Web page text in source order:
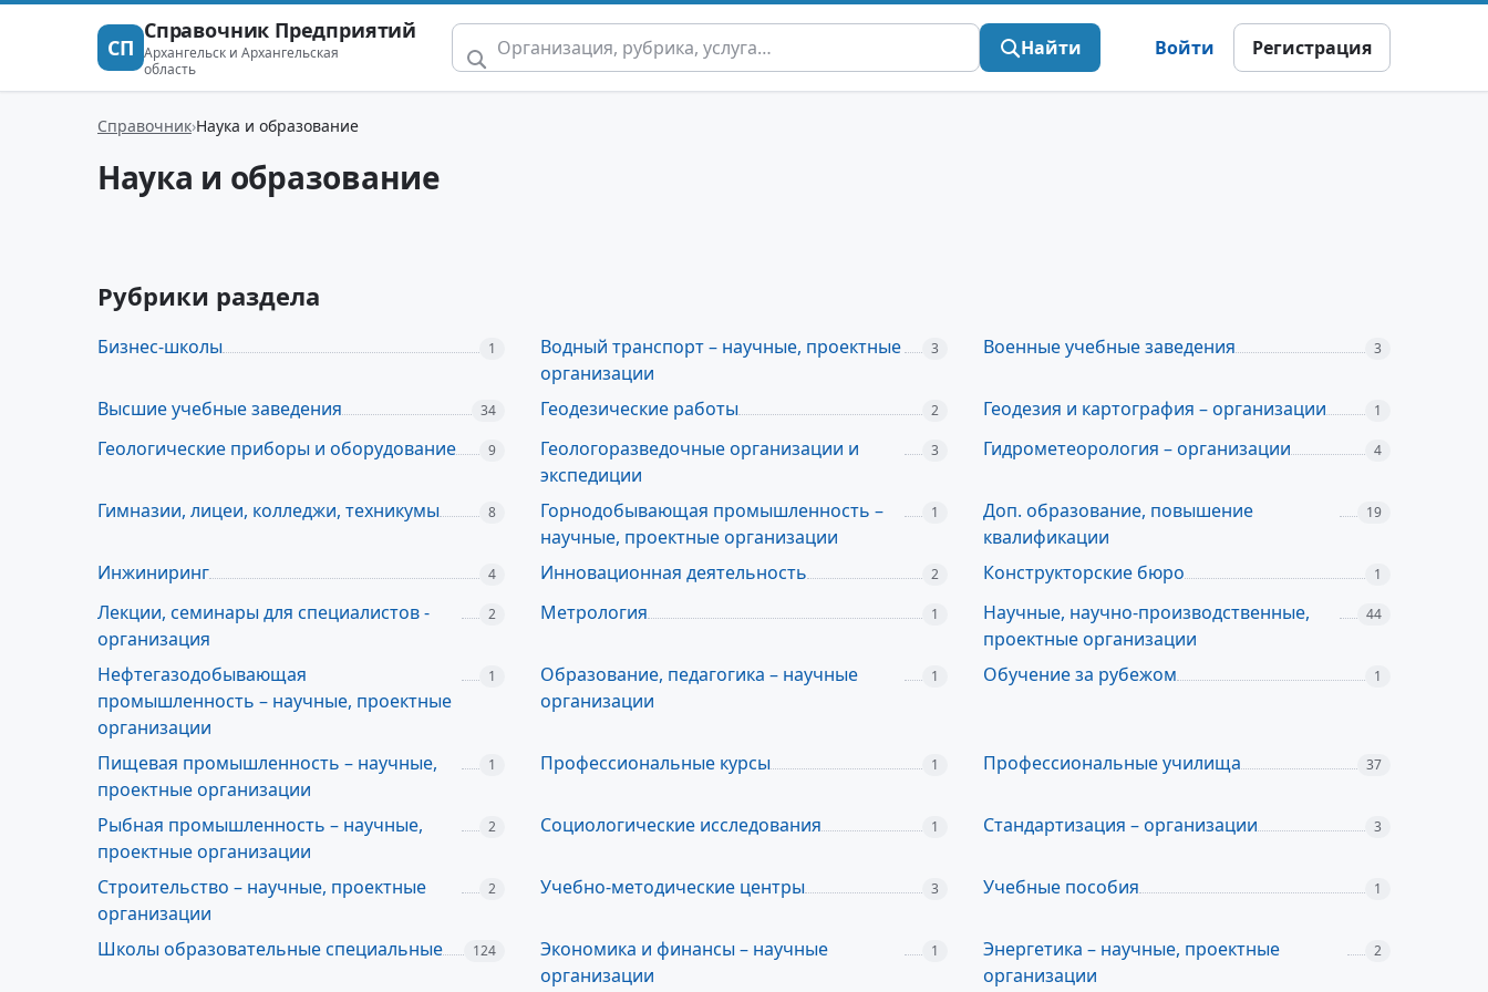
СП
Справочник Предприятий
Архангельск и Архангельская
область
Найти Войти Регистрация
Справочник Наука и образование
Наука и образование
Рубрики раздела
Бизнес-школы 1
Водный транспорт – научные, проектные
организации
3 Военные учебные заведения 3
Высшие учебные заведения 34 Геодезические работы 2 Геодезия и картография – организации 1
Геологические приборы и оборудование 9
Геологоразведочные организации и
экспедиции
3 Гидрометеорология – организации 4
Гимназии, лицеи, колледжи, техникумы 8
Горнодобывающая промышленность –
научные, проектные организации
1
Доп. образование, повышение
квалификации
19
Инжиниринг 4 Инновационная деятельность 2 Конструкторские бюро 1
Лекции, семинары для специалистов -
организация
2 Метрология 1
Научные, научно-производственные,
проектные организации
44
Нефтегазодобывающая
промышленность – научные, проектные
организации
1
Образование, педагогика – научные
организации
1 Обучение за рубежом 1
Пищевая промышленность – научные,
проектные организации
1 Профессиональные курсы 1 Профессиональные училища 37
Рыбная промышленность – научные,
проектные организации
2 Социологические исследования 1 Стандартизация – организации 3
Строительство – научные, проектные
организации
2 Учебно-методические центры 3 Учебные пособия 1
Школы образовательные специальные 124
Экономика и финансы – научные
организации
1
Энергетика – научные, проектные
организации
2